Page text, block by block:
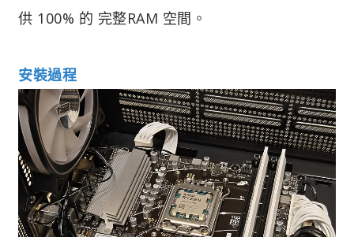
供 100% 的 完整RAM 空間。
安裝過程